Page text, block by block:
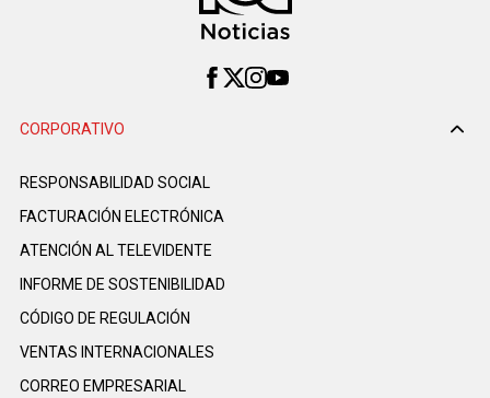
CORPORATIVO
RESPONSABILIDAD SOCIAL
FACTURACIÓN ELECTRÓNICA
ATENCIÓN AL TELEVIDENTE
INFORME DE SOSTENIBILIDAD
CÓDIGO DE REGULACIÓN
VENTAS INTERNACIONALES
CORREO EMPRESARIAL